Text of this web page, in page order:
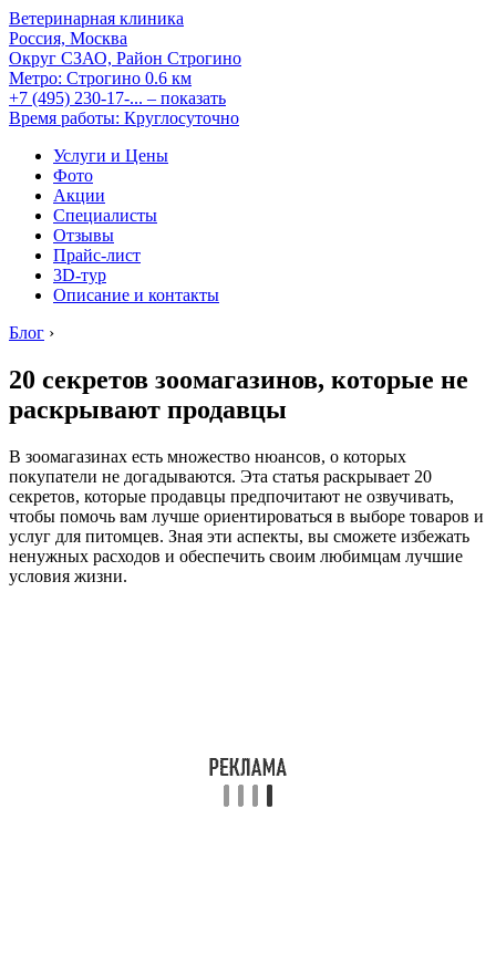
Ветеринарная клиника
Россия, Москва
Округ СЗАО, Район Строгино
Метро: Строгино 0.6 км
+7 (495) 230-17-... – показать
Время работы: Круглосуточно
Услуги и Цены
Фото
Акции
Специалисты
Отзывы
Прайс-лист
3D-тур
Описание и контакты
Блог ›
20 секретов зоомагазинов, которые не
раскрывают продавцы
В зоомагазинах есть множество нюансов, о которых
покупатели не догадываются. Эта статья раскрывает 20
секретов, которые продавцы предпочитают не озвучивать,
чтобы помочь вам лучше ориентироваться в выборе товаров и
услуг для питомцев. Зная эти аспекты, вы сможете избежать
ненужных расходов и обеспечить своим любимцам лучшие
условия жизни.